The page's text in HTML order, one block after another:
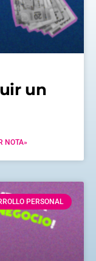
un
NOTA»
PERSONAL